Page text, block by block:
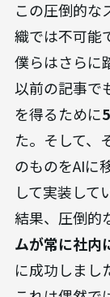
この圧倒的な
織では不可能
僕らはさらに
以前の記事で
を得るために
た。そして、
のものをAIに
して実装して
結果、圧倒的
ムが常に社内
に成功しまし